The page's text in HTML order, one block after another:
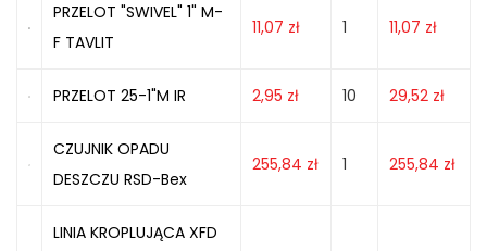
PRZELOT "SWIVEL" 1" M-
F TAVLIT
11,07 zł 1 11,07 zł
PRZELOT 25-1"M IR 2,95 zł 10 29,52 zł
CZUJNIK OPADU
DESZCZU RSD-Bex
255,84 zł 1 255,84 zł
LINIA KROPLUJĄCA XFD